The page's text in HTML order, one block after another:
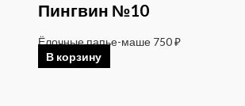
Пингвин №10
Ёлочные папье-маше 750₽
В корзину